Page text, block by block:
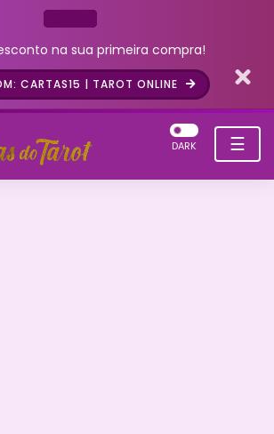
na sua primeira compra!
CARTAS15 | TAROT ONLINE
☰
DARK